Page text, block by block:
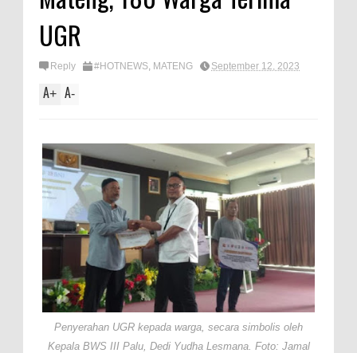
UGR
Reply #HOTNEWS, MATENG September 12, 2023
A+ A-
Penyerahan UGR kepada warga, secara simbolis oleh
Kepala BWS III Palu, Dedi Yudha Lesmana. Foto: Jamal